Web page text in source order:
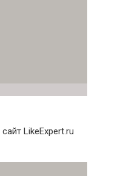
LikeExpert.ru